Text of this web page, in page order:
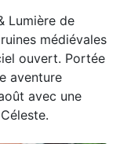
Lumière de
médiévales
ouvert. Portée
aventure
avec une